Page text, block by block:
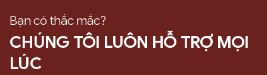
Bạn có thắc mắc?
CHÚNG TÔI LUÔN HỖ TRỢ MỌI
LÚC